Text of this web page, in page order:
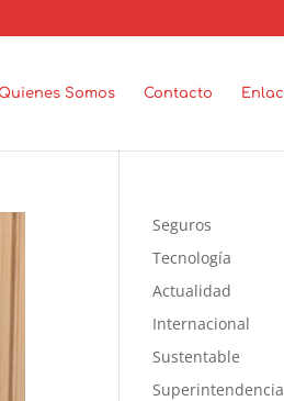
Somos Contacto
Seguros
Tecnología
Actualidad
Internacional
Sustentable
Superintendencia